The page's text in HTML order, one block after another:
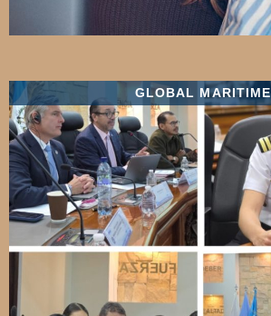
GLOBAL MARITIME